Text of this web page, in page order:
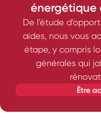
énergétique
De l'étude
aides, nous vous
étape, y compris
générales qui
être